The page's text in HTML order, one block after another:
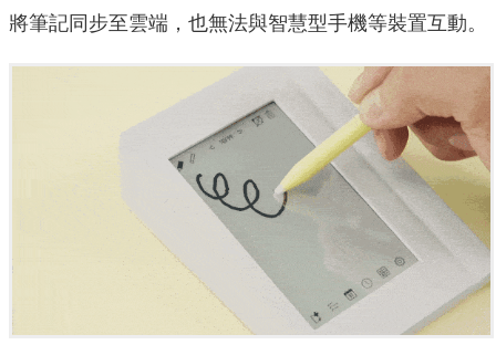
將筆記同步至雲端，也無法與智慧型手機等裝置互動。